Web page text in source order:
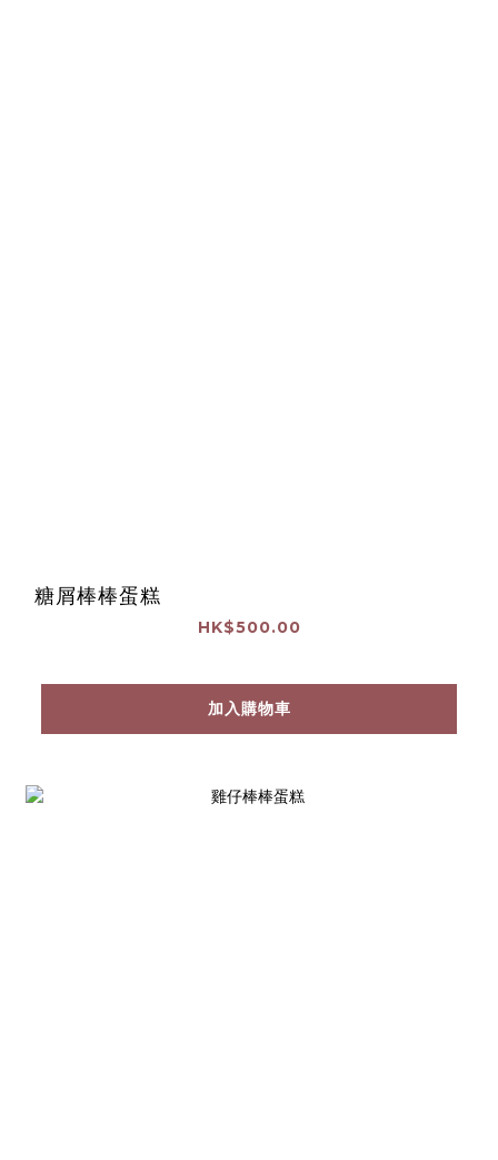
糖屑棒棒蛋糕
HK$500.00
加入購物車